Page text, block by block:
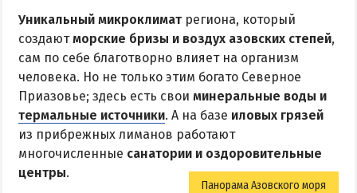
Все веб-камеры Приморска
Развлечения в Приморске
Проезд в Приморск
ОТЕЛИ И БАЗЫ ОТДЫХА ПРИМОРСКА
Ясная поляна
Уникальный микроклимат региона, который
создаютморские бризы и воздух азовских степей,
сам по себе благотворно влияет на организм
человека. Но не только этим богато Северное
Приазовье; здесь есть свои минеральные воды и
термальные источники. А на базе иловых грязей
из прибрежных лиманов работают
многочисленные санатории и оздоровительные
центры.
Панорама Азовского моря